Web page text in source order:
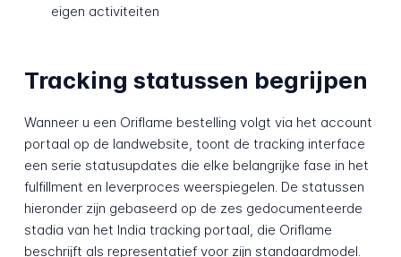
eigen activiteiten
Tracking statussen begrijpen
Wanneer u een Oriflame bestelling volgt via het account
portaal op de landwebsite, toont de tracking interface
een serie statusupdates die elke belangrijke fase in het
fulfillment en leverproces weerspiegelen. De statussen
hieronder zijn gebaseerd op de zes gedocumenteerde
stadia van het India tracking portaal, die Oriflame
beschrijft als representatief voor zijn standaardmodel.